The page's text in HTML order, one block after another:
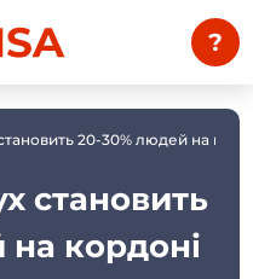
?
20-30% людей на
становить
кордоні